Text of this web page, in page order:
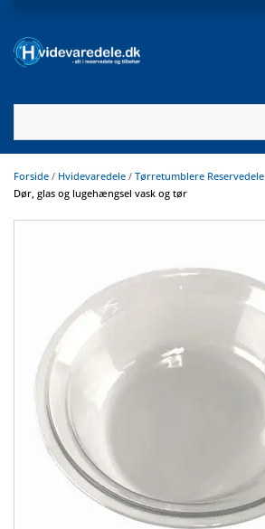
Forside / Hvidevaredele / Tørretumblere Reservedele
Dør, glas og lugehængsel vask og tør